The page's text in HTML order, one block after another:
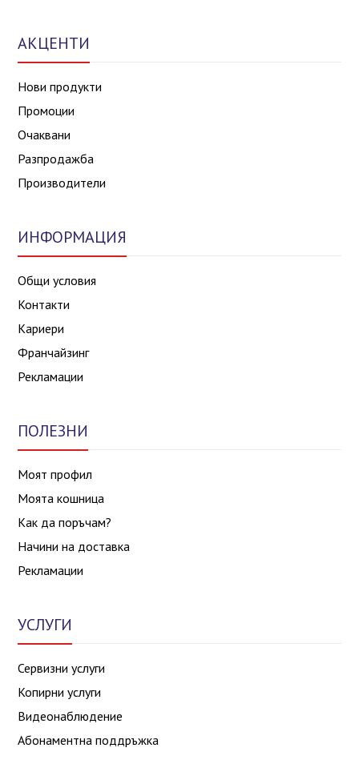
АКЦЕНТИ
Нови продукти
Промоции
Очаквани
Разпродажба
Производители
ИНФОРМАЦИЯ
Общи условия
Контакти
Кариери
Франчайзинг
Рекламации
ПОЛЕЗНИ
Моят профил
Моята кошница
Как да поръчам?
Начини на доставка
Рекламации
УСЛУГИ
Сервизни услуги
Копирни услуги
Видеонаблюдение
Абонаментна поддръжка